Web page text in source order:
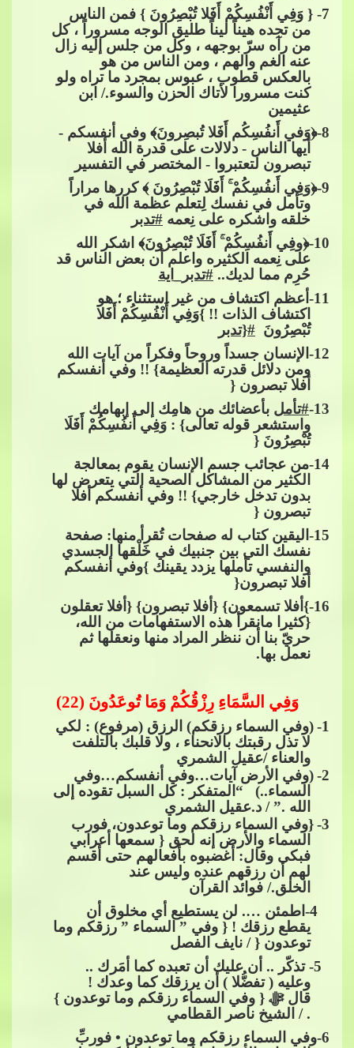
7- { وَفِي أَنْفُسِكُمْ أَفَلا تُبْصِرُونَ } فمن الناس
من تجده هيناً ليناً طليق الوجه مسروراً ، كل
من رآه سرّ بوجهه ، وكل من جلس إليه زال
عنه الغم والهم ، ومن الناس من هو
بالعكس قطوب ، عبوس بمجرد ما تراه ولو
كنت مسرورا لأتاك الحزن والسوء./ ابن
عثيمين
8-﴿وَفي أَنفُسِكُم أَفَلا تُبصِرونَ﴾ وفي أنفسكم -
أيها الناس - دلالات على قدرة الله أفلا
تبصرون لتعتبروا - المختصر في التفسير
9-﴿وَفِي أَنفُسِكُمْ​​ ​​ أَفَلَا تُبْصِرُونَ ﴾ كررها مراراً
وتأمل في نفسك لِتعلم عظمة الله في
خلقه واشكره على نِعمه​​ #تدبر
10-﴿وفِي أَنفُسِكُمْ​​ ​​ أَفَلَا تُبْصِرُونَ﴾ اشكر الله
على نِعمه الكثيره واعلم أن بعض الناس قد
حُرِم مما لديك..​​ #تدبر_اية
11-أعظم اكتشاف من غير استثناء ؛ هو
اكتشاف الذات !! }وَفِي أَنْفُسِكُمْ أَفَلا
تُبْصِرُونَ ​​ #{تدبر
12-الإنسان​​ جسداً وروحاً وفكراً من آيات الله
ومن دلائل قدرته العظيمة} !! وفي أنفسكم
أفلا تبصرون {
13
-#تأمل ​​ بأعضائك من هامِك إلى إبهامك
واستشعر قوله تعالى} : وَفِي أَنفُسِكُمْ أَفَلَا
تُبْصِرُونَ {
14-من​​ عجائب جسم الإنسان يقوم بمعالجة
الكثير من المشاكل الصحية التي يتعرض لها
بدون تدخل خارجي} !! وفي أنفسكم أفلا
تبصرون {
15-اليقين كتاب له صفحات تُقرأ منها: صفحة
نفسك التي بين جنبيك في خَلْقها الجسدي
والنفسي تأملها يزدد يقينك }وفي أنفسكم
أفلا تبصرون{
16-}أفلا تسمعون} {أفلا تبصرون} {أفلا تعقلون
{كثيرا مانقرأ هذه الاستفهامات من الله،
حريّ بنا أن ننظر المراد منها ونعقلها ثم
نعمل بها.​​
وَفِي السَّمَاءِ رِزْقُكُمْ وَمَا تُوعَدُونَ (22)
1
-(وفي السماء رزقكم) الرزق (مرفوع) : لكي
لا تذل رقبتك بالانحناء ، ولا قلبك بالتلفت
والعناء /عقيل الشمري
2
-(وفي الأرض آيات…وفي أنفسكم…وفي
السماء..) “المتفكر : كل السبل تقوده إلى
الله .” / د.عقيل الشمري
3
-{وفي السماء رزقكم وما توعدون، فورب
السماء والأرض إنه لحق { سمعها أعرابي
فبكى وقال: أغضبوه بأفعالهم حتى أقسم
لهم أن رزقهم عنده ​​ وليس عند
الخلق./ فوائد القرآن
​​​​ 4-اطمئن …. لن يستطيع أي مخلوق أن
يقطع رزقك ! { وفي ” السماء ” رزقكم وما
توعدون { / نايف الفصل
​​ 5- تذكّر .. أن عليك أن تعبده كما أمَرك ..
وعليه ( تفضُّلا ) أن يرزقك كما وعدك !
قالﷻ { وفي السماء رزقكم وما توعدون }
. / الشيخ ناصر القطامي
6-وفي السماء رزقكم وما توعدون • فوربِّ